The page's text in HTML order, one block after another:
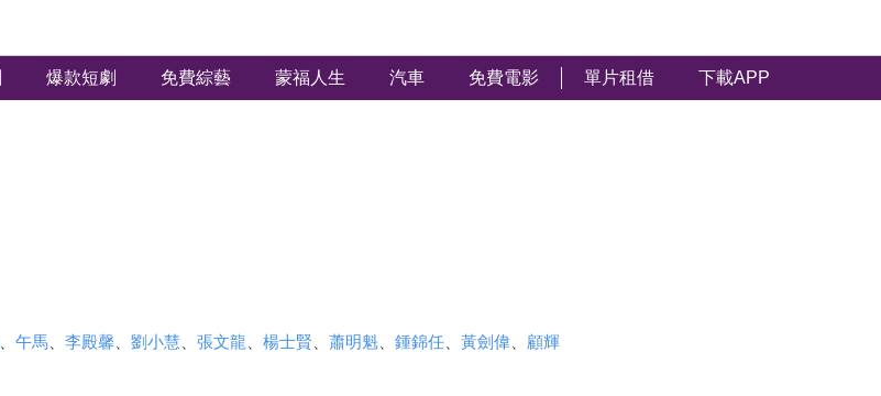
爆款短劇 免費綜藝 蒙福人生 汽車 免費電影 單片租借 下載APP
午馬、 李殿馨 劉小慧、 張文龍 楊士賢 蕭明魁、 鍾錦任、 黃劍偉、 顧輝